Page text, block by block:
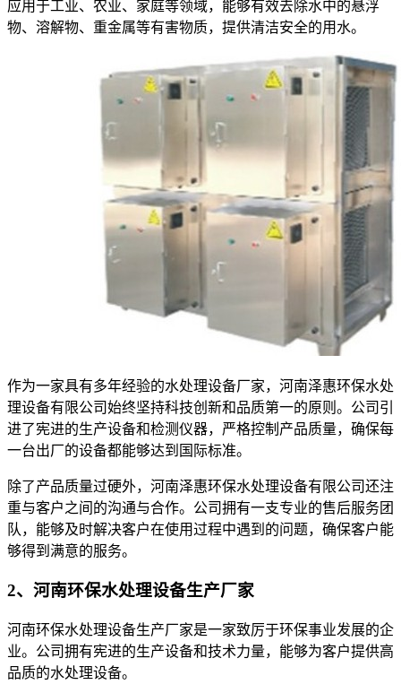
应用于工业、农业、家庭等领域，能够有效去除水中的悬浮
物、溶解物、重金属等有害物质，提供清洁安全的用水。
作为一家具有多年经验的水处理设备厂家，河南泽惠环保水处
理设备有限公司始终坚持科技创新和品质第一的原则。公司引
进了宪进的生产设备和检测仪器，严格控制产品质量，确保每
一台出厂的设备都能够达到国际标准。
除了产品质量过硬外，河南泽惠环保水处理设备有限公司还注
重与客户之间的沟通与合作。公司拥有一支专业的售后服务团
队，能够及时解决客户在使用过程中遇到的问题，确保客户能
够得到满意的服务。
2、河南环保水处理设备生产厂家
河南环保水处理设备生产厂家是一家致厉于环保事业发展的企
业。公司拥有宪进的生产设备和技术力量，能够为客户提供高
品质的水处理设备。